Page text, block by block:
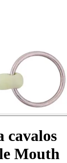
cavalos
Mouth